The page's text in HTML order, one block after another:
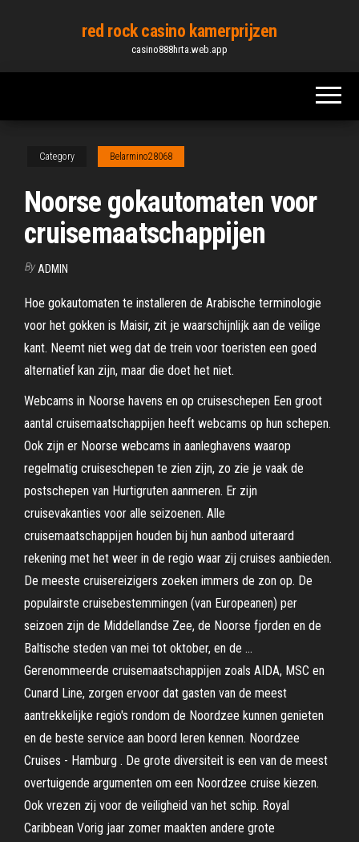
content
red rock casino kamerprijzen
casino888hrta.web.app
Category Belarmino28068
Noorse gokautomaten voor
cruisemaatschappijen
By ADMIN
Hoe gokautomaten te installeren de Arabische terminologie
voor het gokken is Maisir, zit je waarschijnlijk aan de veilige
kant. Neemt niet weg dat de trein voor toeristen een goed
alternatief kan zijn, maar die doet het niet.
Webcams in Noorse havens en op cruiseschepen Een groot
aantal cruisemaatschappijen heeft webcams op hun schepen.
Ook zijn er Noorse webcams in aanleghavens waarop
regelmatig cruiseschepen te zien zijn, zo zie je vaak de
postschepen van Hurtigruten aanmeren. Er zijn
cruisevakanties voor alle seizoenen. Alle
cruisemaatschappijen houden bij hun aanbod uiteraard
rekening met het weer in de regio waar zij cruises aanbieden.
De meeste cruisereizigers zoeken immers de zon op. De
populairste cruisebestemmingen (van Europeanen) per
seizoen zijn de Middellandse Zee, de Noorse fjorden en de
Baltische steden van mei tot oktober, en de …
Gerenommeerde cruisemaatschappijen zoals AIDA, MSC en
Cunard Line, zorgen ervoor dat gasten van de meest
aantrekkelijke regio's rondom de Noordzee kunnen genieten
en de beste service aan boord leren kennen. Noordzee
Cruises - Hamburg . De grote diversiteit is een van de meest
overtuigende argumenten om een Noordzee cruise kiezen.
Ook vrezen zij voor de veiligheid van het schip. Royal
Caribbean Vorig jaar zomer maakten andere grote